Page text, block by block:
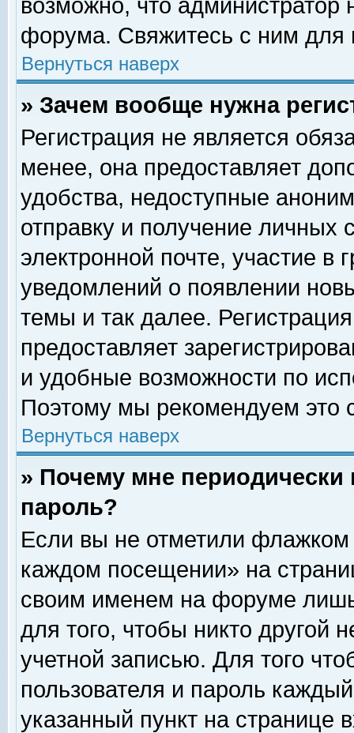
возможно, что
форума. Свяжитесь с ним для
Вернуться наверх
» Зачем вообще нужна
Регистрация не является
менее, она предоставляет
удобства, недоступные
отправку и получение личных
электронной почте, участие в
уведомлений о появлении
темы и так далее.
предоставляет
и удобные возможности по
Поэтому мы рекомендуем это
Вернуться наверх
» Почему мне
пароль?
Если вы не отметили флажком
каждом посещении» на
своим именем на форуме
для того, чтобы никто другой
учетной записью. Для того
пользователя и пароль
указанный пункт на